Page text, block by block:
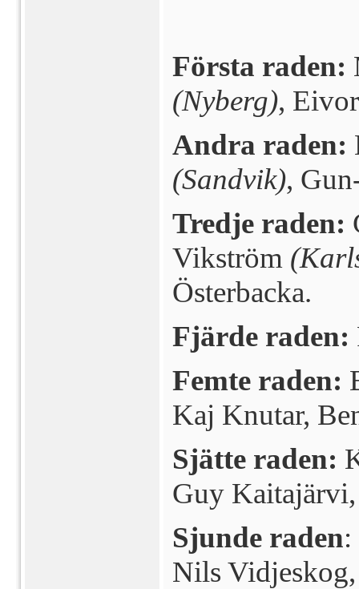
Första raden:
(Nyberg),
Andra raden:
(Sandvik),
Tredje raden:
Vikström
Österbacka.
Fjärde raden:
Femte raden:
Kaj Knutar,
Sjätte raden:
Guy
Sjunde raden
Nils